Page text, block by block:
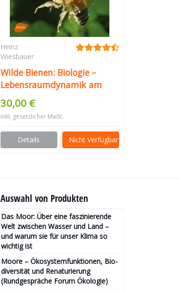
Heinz
Wiesbauer
Wilde Bienen: Biologie –
Lebensraumdynamik am
Beispiel Österreichs –
Artenporträts
30,00 €
inkl. gesetzlicher MwSt.
Details Nicht Verfügbar
Auswahl von Produkten
Das Moor: Über eine faszinierende
Welt zwischen Wasser und Land –
und warum sie für unser Klima so
wichtig ist
Moore – Ökosystemfunktionen, Bio­
diversität und Renaturierung
(Rundgespräche Forum Ökologie)